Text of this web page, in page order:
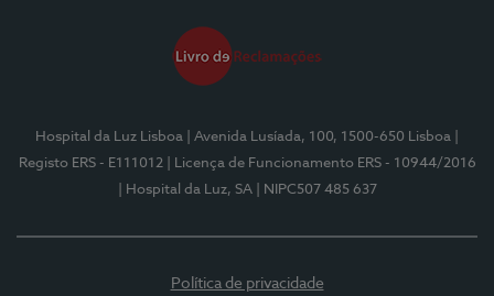
Hospital da Luz Lisboa | Avenida Lusíada, 100, 1500-650 Lisboa
Registo ERS - E111012
| Licença de Funcionamento ERS - 10944/2016
| Hospital da Luz, SA
| NIPC507 485 637
Política de privacidade